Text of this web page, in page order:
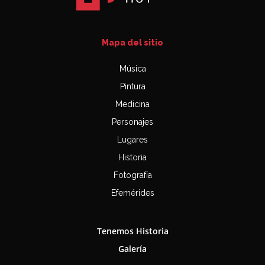
Mapa del sitio
Música
Pintura
Medicina
Personajes
Lugares
Historia
Fotografía
Efemérides
Tenemos Historia
Galería